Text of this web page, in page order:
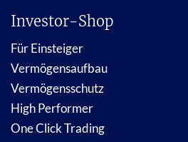
Investor-Shop
Für Einsteiger
Vermögensaufbau
Vermögensschutz
High Performer
One Click Trading